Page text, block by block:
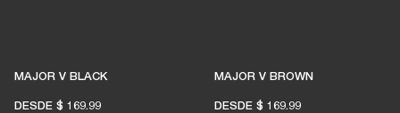
MAJOR V BLACK
DESDE $ 169.99
MAJOR V BROWN
DESDE $ 169.99